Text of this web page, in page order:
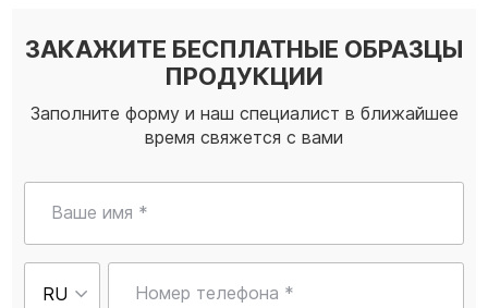
ЗАКАЖИТЕ БЕСПЛАТНЫЕ ОБРАЗЦЫ
ПРОДУКЦИИ
Заполните форму и наш специалист в ближайшее
время свяжется с вами
Ваше имя *
Номер телефона *